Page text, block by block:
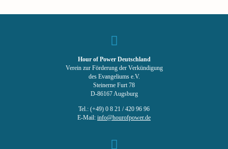
Hour of Power Deutschland
Verein zur Förderung der Verkündigung
des Evangeliums e.V.
Steinerne Furt 78
D-86167 Augsburg
Tel.: (+49) 0 8 21 / 420 96 96
E-Mail: info@hourofpower.de